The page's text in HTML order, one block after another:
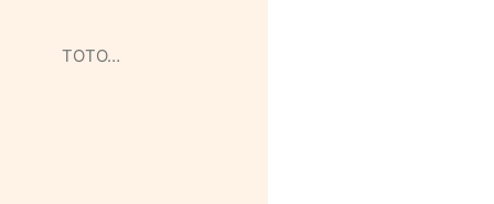
TOTO…